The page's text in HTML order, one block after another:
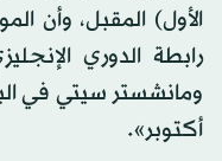
الأول) المقبل، وأن
رابطة الدوري
أكتوبر».